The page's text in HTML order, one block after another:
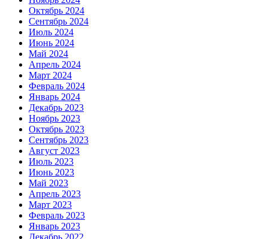
Октябрь 2024
Сентябрь 2024
Июль 2024
Июнь 2024
Май 2024
Апрель 2024
Март 2024
Февраль 2024
Январь 2024
Декабрь 2023
Ноябрь 2023
Октябрь 2023
Сентябрь 2023
Август 2023
Июль 2023
Июнь 2023
Май 2023
Апрель 2023
Март 2023
Февраль 2023
Январь 2023